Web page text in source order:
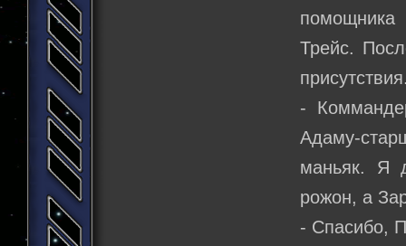
Трейс.
-
Адаму-
маньяк. Я
рожон, а
- Спасибо,